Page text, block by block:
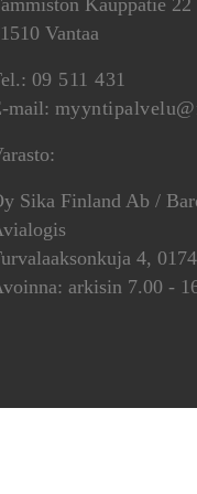
Kauppatie 22
Vantaa
09 511 431
mail:
Sika Finland Ab /
4,
arkisin 7.00 -